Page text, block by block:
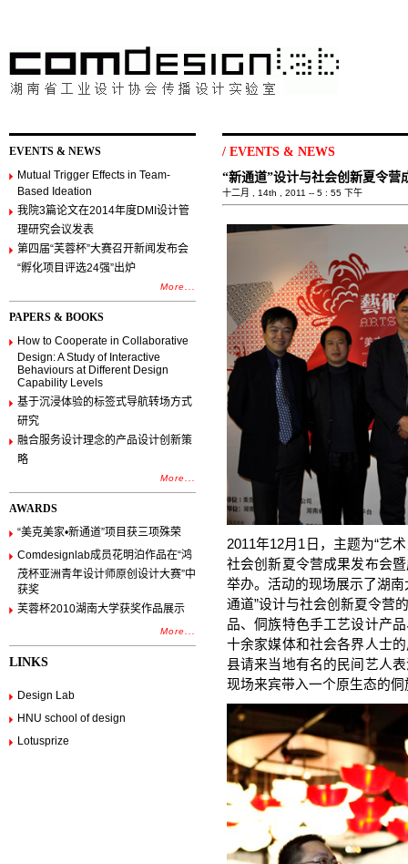
EVENTS & NEWS
Mutual Trigger Effects in Team-
Based Ideation
我院3篇论文在2014年度DMI设计管
理研究会议发表
第四届“芙蓉杯”大赛召开新闻发布会
“孵化项目评选24强”出炉
More...
PAPERS & BOOKS
How to Cooperate in Collaborative
Design: A Study of Interactive
Behaviours at Different Design
Capability Levels
基于沉浸体验的标签式导航转场方式
研究
融合服务设计理念的产品设计创新策
略
More...
AWARDS
“美克美家•新通道”项目获三项殊荣
Comdesignlab成员花明泊作品在“鸿
茂杯亚洲青年设计师原创设计大赛”中
获奖
芙蓉杯2010湖南大学获奖作品展示
More...
LINKS
Design Lab
HNU school of design
Lotusprize
/ EVENTS & NEWS
“新通道”设计与社会创新夏令营
十二月 , 14th , 2011 -- 5 : 55 下午
2011年12月1日，主题为“艺
社会创新夏令营成果发布会
举办。活动的现场展示了湖
通道”设计与社会创新夏令营
品、侗族特色手工艺设计产
十余家媒体和社会各界人士
县请来当地有名的民间艺人
现场来宾带入一个原生态的